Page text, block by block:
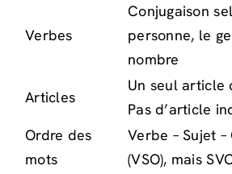
Verbes
Conjugaison
personne, le
nombre
Articles
Un seul article
Pas d’article
Ordre des
mots
Verbe – Sujet
(VSO), mais